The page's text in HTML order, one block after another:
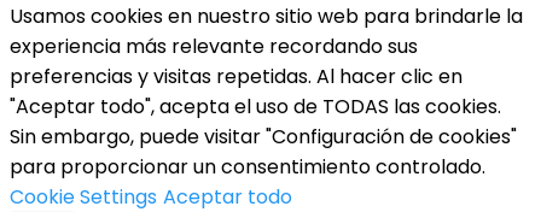
Usamos cookies en nuestro sitio web para brindarle la
experiencia más relevante recordando sus
preferencias y visitas repetidas. Al hacer clic en
"Aceptar todo", acepta el uso de TODAS las cookies.
Sin embargo, puede visitar "Configuración de cookies"
para proporcionar un consentimiento controlado.
Cookie Settings Aceptar todo